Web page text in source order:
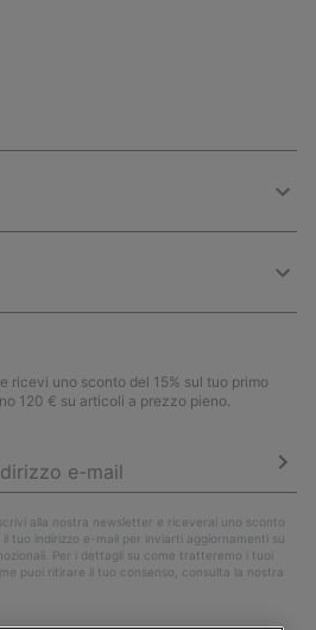
ricevi uno sconto del 15% sul tuo primo
120 € su articoli a prezzo pieno.
alla nostra newsletter e riceverai uno sconto
tuo indirizzo e-mail per inviarti aggiornamenti su
Per i dettagli su come tratteremo i tuoi
puoi ritirare il tuo consenso, consulta la nostra